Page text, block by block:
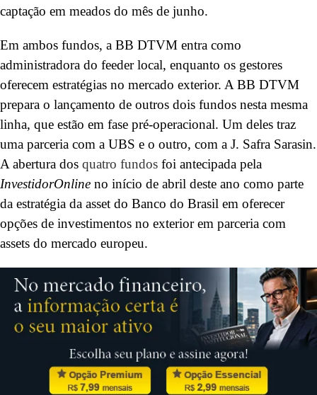
captação em meados do mês de junho.
Em ambos fundos, a BB DTVM entra como
administradora do feeder local, enquanto os gestores
oferecem estratégias no mercado exterior. A BB DTVM
prepara o lançamento de outros dois fundos nesta mesma
linha, que estão em fase pré-operacional. Um deles traz
uma parceria com a UBS e o outro, com a J. Safra Sarasin.
A abertura dos quatro fundos foi antecipada pela
InvestidorOnline no início de abril deste ano como parte
da estratégia da asset do Banco do Brasil em oferecer
opções de investimentos no exterior em parceria com
assets do mercado europeu.